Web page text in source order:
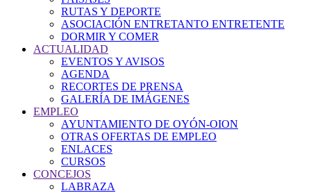
RUTAS Y DEPORTE
ASOCIACIÓN ENTRETANTO ENTRETENTE
DORMIR Y COMER
ACTUALIDAD
EVENTOS Y AVISOS
AGENDA
RECORTES DE PRENSA
GALERÍA DE IMÁGENES
EMPLEO
AYUNTAMIENTO DE OYÓN-OION
OTRAS OFERTAS DE EMPLEO
ENLACES
CURSOS
CONCEJOS
LABRAZA